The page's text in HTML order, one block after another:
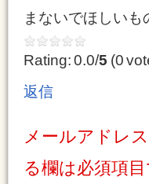
まないでほしいも
Rating: 0.0/5 (0
返信
メールアドレ
る欄は必須項